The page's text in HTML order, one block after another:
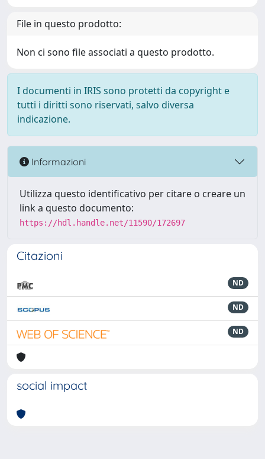
File in questo prodotto:
Non ci sono file associati a questo prodotto.
I documenti in IRIS sono protetti da copyright e
tutti i diritti sono riservati, salvo diversa
indicazione.
Informazioni
Utilizza questo identificativo per citare o creare un
link a questo documento:
https://hdl.handle.net/11590/172697
Citazioni
ND
ND
ND
social impact